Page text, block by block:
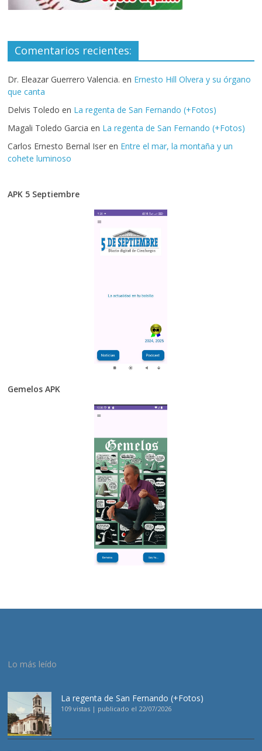
Comentarios recientes:
Dr. Eleazar Guerrero Valencia. en Ernesto Hill Olvera y su órgano
que canta
Delvis Toledo en La regenta de San Fernando (+Fotos)
Magali Toledo Garcia en La regenta de San Fernando (+Fotos)
Carlos Ernesto Bernal Iser en Entre el mar, la montaña y un
cohete luminoso
APK 5 Septiembre
Gemelos APK
Lo más leído
La regenta de San Fernando (+Fotos)
109 vistas | publicado el 22/07/2026